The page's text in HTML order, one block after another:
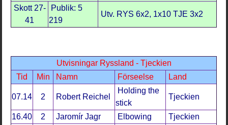
Skott 27-
41
Publik: 5
219
Utv. RYS 6x2, 1x10 TJE 3x2
Utvisningar Ryssland - Tjeckien
Tid
Min Namn Förseelse Land
07.14 2 Robert Reichel
Holding the
stick
Tjeckien
16.40 2 Jaromír Jagr Elbowing Tjeckien